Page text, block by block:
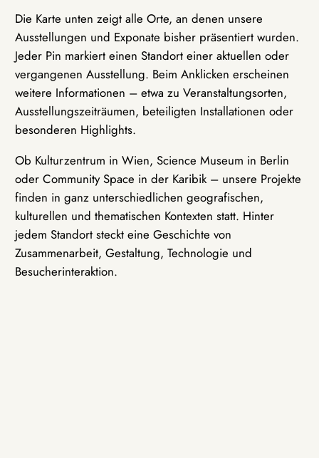
Die Karte unten zeigt alle Orte, an denen unsere
Ausstellungen und Exponate bisher präsentiert wurden.
Jeder Pin markiert einen Standort einer aktuellen oder
vergangenen Ausstellung. Beim Anklicken erscheinen
weitere Informationen – etwa zu Veranstaltungsorten,
Ausstellungszeiträumen, beteiligten Installationen oder
besonderen Highlights.
Ob Kulturzentrum in Wien, Science Museum in Berlin
oder Community Space in der Karibik – unsere Projekte
finden in ganz unterschiedlichen geografischen,
kulturellen und thematischen Kontexten statt. Hinter
jedem Standort steckt eine Geschichte von
Zusammenarbeit, Gestaltung, Technologie und
Besucherinteraktion.